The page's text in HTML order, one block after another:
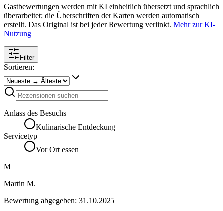
Gastbewertungen werden mit KI einheitlich übersetzt und sprachlich
überarbeitet; die Überschriften der Karten werden automatisch
erstellt. Das Original ist bei jeder Bewertung verlinkt. Mehr zur KI-
Nutzung
Filter
Sortieren:
Anlass des Besuchs
Kulinarische Entdeckung
Servicetyp
Vor Ort essen
M
Martin M.
Bewertung abgegeben: 31.10.2025